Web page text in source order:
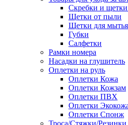
Скребки и щетки
Щетки от пыли
Щетки для
Губки
Салфетки
Рамки номера
Насадки на глушитель
Оплетки на руль
Оплетки Кожа
Оплетки Кожзам
Оплетки ПВХ
Оплетки
Оплетки Спонж
Троса/Стяжки/Резинки